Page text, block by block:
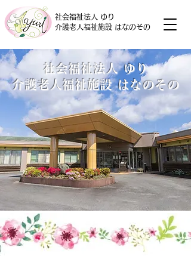
社会福祉法人 ゆり
介護老人福祉施設 はなのその
社会福祉法人 ゆり
介護老人福祉施設 はなのその